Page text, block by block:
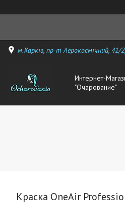
м.Харків, пр-т Аерокосмічний, 41/
Интернет-
"Очарование"
Краска OneAir